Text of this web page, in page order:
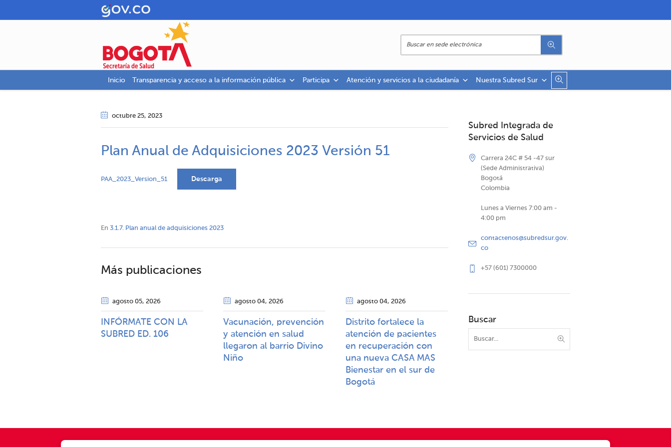
Inicio Transparencia y acceso a la información pública Participa Atención y servicios a la ciudadanía Nuestra Subred Sur
octubre 25, 2023
Plan Anual de Adquisiciones 2023 Versión 51
PAA_2023_Version_51 Descarga
En 3.1.7. Plan anual de adquisiciones 2023
Más publicaciones
agosto 05, 2026
INFÓRMATE CON LA
SUBRED ED. 106
agosto 04, 2026
Vacunación, prevención
y atención en salud
llegaron al barrio Divino
Niño
agosto 04, 2026
Distrito fortalece la
atención de pacientes
en recuperación con
una nueva CASA MAS
Bienestar en el sur de
Bogotá
Subred Integrada de
Servicios de Salud
Carrera 24C # 54 -47 sur
(Sede Administrativa)
Bogotá
Colombia
Lunes a Viernes 7:00 am -
4:00 pm
contactenos@subredsur.gov.
co
+57 (601) 7300000
Buscar